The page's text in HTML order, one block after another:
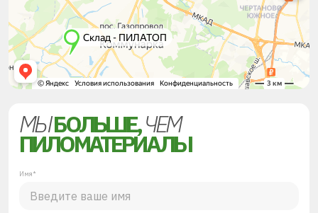
МЫБОЛЬШЕ,ЧЕМ
ПИЛОМАТЕРИАЛЫ
Имя*